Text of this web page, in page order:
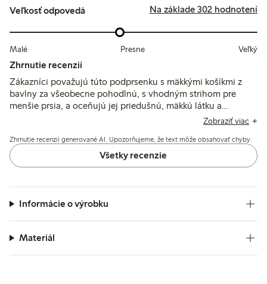
Veľkosť odpovedá Na základe 302 hodnotení
Malé Presne Veľký
Zhrnutie recenzií
Zákazníci považujú túto podprsenku s mäkkými košíkmi z
bavlny za všeobecne pohodlnú, s vhodným strihom pre
menšie prsia, a oceňujú jej priedušnú, mäkkú látku a
absenciu kostíc. Niektorí si všimli, že košíky sú menšie a
alebo odieranie, zatiaľ čo niektorí spomínajú obmedzenú
podporu a udržanie tvaru v priebehu času.
Zobraziť viac
Zhrnutie recenzií generované AI. Upozorňujeme, že text môže obsahovať chyby.
Všetky recenzie
Informácie o výrobku
Materiál